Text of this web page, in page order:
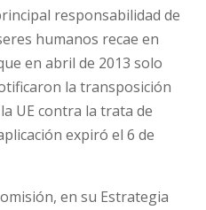
responsabilidad de
humanos recae en
en abril de 2013 solo
la transposición
UE contra la trata de
expiró el 6 de
en su Estrategia